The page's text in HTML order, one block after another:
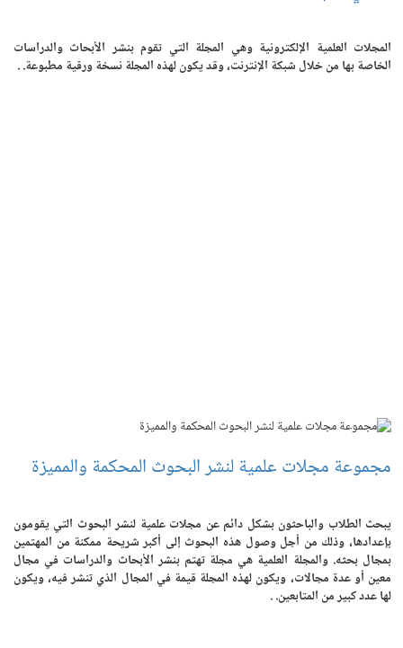
المجلات العلمية الإلكترونية وهي المجلة التي تقوم بنشر الأبحاث والدراسات
الخاصة بها من خلال شبكة الإنترنت، وقد يكون لهذه المجلة نسخة ورقية مطبوعة. .
مجموعة مجلات علمية لنشر البحوث المحكمة والمميزة
يبحث الطلاب والباحثون بشكل دائم عن مجلات علمية لنشر البحوث التي يقومون
بإعدادها، وذلك من أجل وصول هذه البحوث إلى أكبر شريحة ممكنة من المهتمين
بمجال بحثه. والمجلة العلمية هي مجلة تهتم بنشر الأبحاث والدراسات في مجال
معين أو عدة مجالات، ويكون لهذه المجلة قيمة في المجال الذي تنشر فيه، ويكون
لها عدد كبير من المتابعين. .